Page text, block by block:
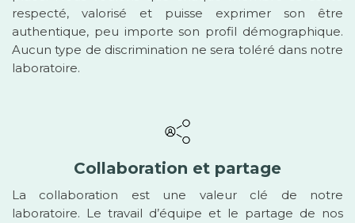
respecté, valorisé et puisse exprimer son être
authentique, peu importe son profil démographique.
Aucun type de discrimination ne sera toléré dans notre
laboratoire.
Collaboration et partage
La collaboration est une valeur clé de notre
laboratoire. Le travail d’équipe et le partage de nos